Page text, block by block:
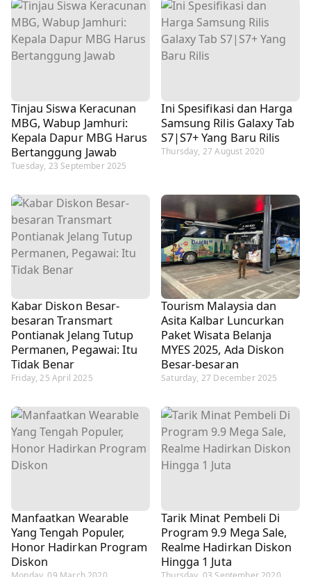
Tinjau Siswa Keracunan
MBG, Wabup Jamhuri:
Kepala Dapur MBG Harus
Bertanggung Jawab
Tuesday, 23 September 2025
Ini Spesifikasi dan Harga
Samsung Rilis Galaxy Tab
S7|S7+ Yang Baru Rilis
Thursday, 27 August 2020
Kabar Diskon Besar-
besaran Transmart
Pontianak Jelang Tutup
Permanen, Pegawai: Itu
Tidak Benar
Friday, 25 April 2025
Tourism Malaysia dan
Asita Kalbar Luncurkan
Paket Wisata Belanja
MYES 2025, Ada Diskon
Besar-besaran
Saturday, 27 December 2025
Manfaatkan Wearable
Yang Tengah Populer,
Honor Hadirkan Program
Diskon
Tarik Minat Pembeli Di
Program 9.9 Mega Sale,
Realme Hadirkan Diskon
Hingga 1 Juta